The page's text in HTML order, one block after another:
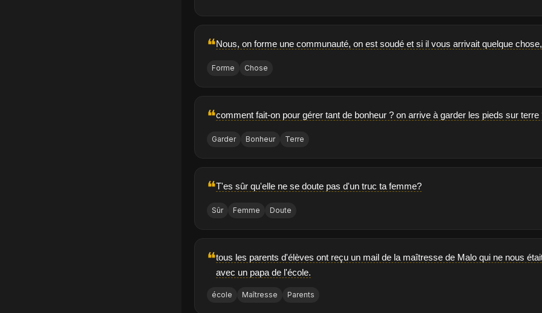
❝Nous, on forme une communauté, on est soudé et si il vous arrivait quelque
Forme Chose
❝comment fait-on pour gérer tant de bonheur ? on arrive à garder les pieds sur terre
Garder Bonheur Terre
❝T'es sûr qu'elle ne se doute pas d'un truc ta femme?
Sûr Femme Doute
❝tous les parents d'élèves ont reçu un mail de la maîtresse de Malo qui ne nous
avec un papa de l'école.
école Maîtresse Parents